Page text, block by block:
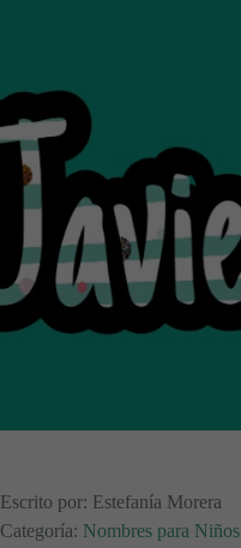
Escrito por: Estefanía Morera
Categoría: Nombres para Niños